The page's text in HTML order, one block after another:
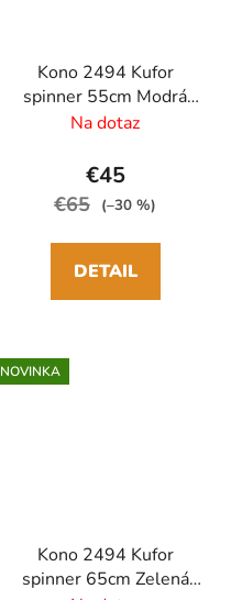
Kono 2494 Kufor
spinner 55cm Modrá
Denim
Na dotaz
€45
€65 (–30 %)
DETAIL
NOVINKA
Kono 2494 Kufor
spinner 65cm Zelená